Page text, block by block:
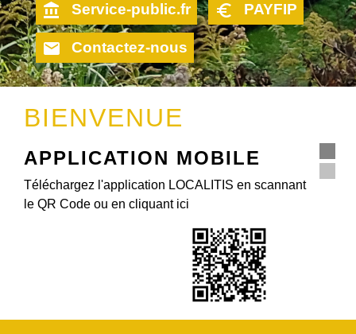
account_balance Service-public.fr euro_symbol PAYFIP
email Contactez-nous
BIENVENUE
MÉTÉO
Cliquez ici pour découvrir la météo sur CHAMBRY
(02).